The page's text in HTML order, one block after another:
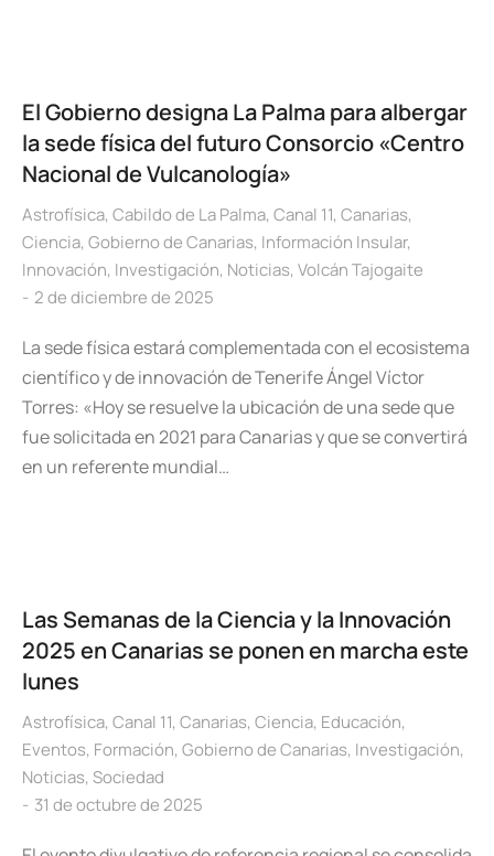
El Gobierno designa La Palma para albergar
la sede física del futuro Consorcio «Centro
Nacional de Vulcanología»
Astrofísica, Cabildo de La Palma, Canal 11, Canarias,
Ciencia, Gobierno de Canarias, Información Insular,
Innovación, Investigación, Noticias, Volcán Tajogaite
2 de diciembre de 2025
La sede física estará complementada con el ecosistema
científico y de innovación de Tenerife Ángel Víctor
Torres: «Hoy se resuelve la ubicación de una sede que
fue solicitada en 2021 para Canarias y que se convertirá
en un referente mundial…
Las Semanas de la Ciencia y la Innovación
2025 en Canarias se ponen en marcha este
lunes
Astrofísica, Canal 11, Canarias, Ciencia, Educación,
Eventos, Formación, Gobierno de Canarias, Investigación,
Noticias, Sociedad
31 de octubre de 2025